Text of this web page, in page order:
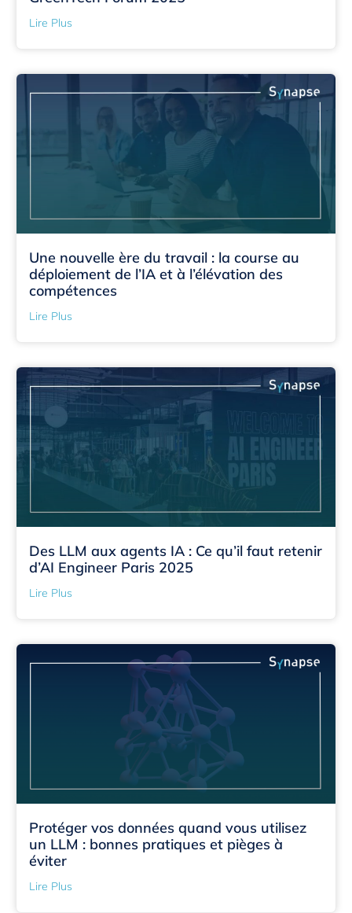
Lire Plus
Une nouvelle ère du travail : la course au
déploiement de l’IA et à l’élévation des
compétences
Lire Plus
Des LLM aux agents IA : Ce qu’il faut retenir
d’AI Engineer Paris 2025
Lire Plus
Protéger vos données quand vous utilisez
un LLM : bonnes pratiques et pièges à
éviter
Lire Plus